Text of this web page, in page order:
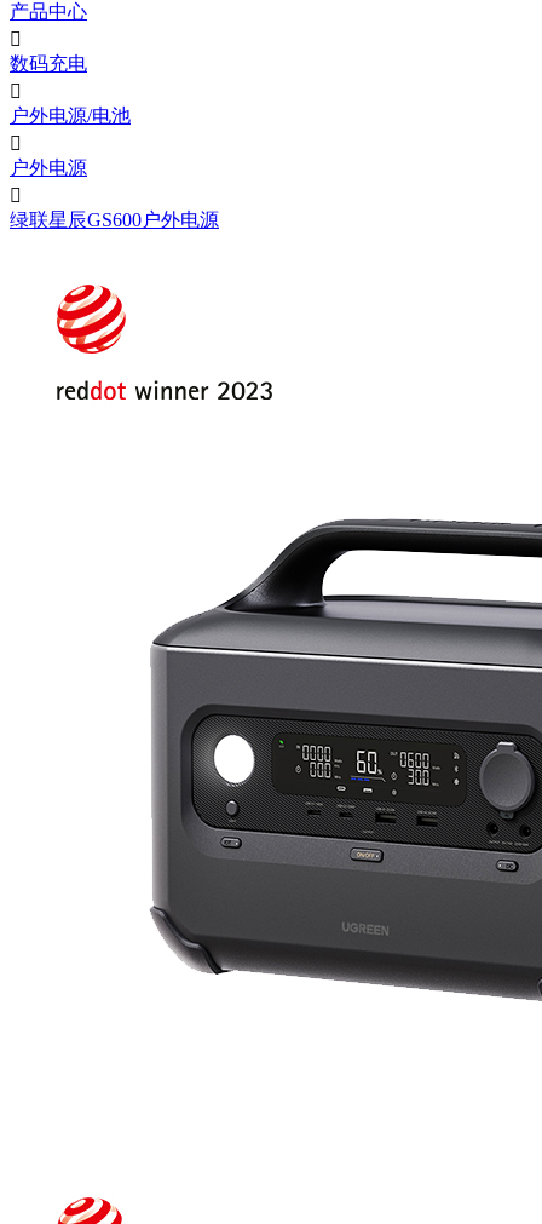
产品中心

数码充电

户外电源/电池

户外电源

绿联星辰GS600户外电源